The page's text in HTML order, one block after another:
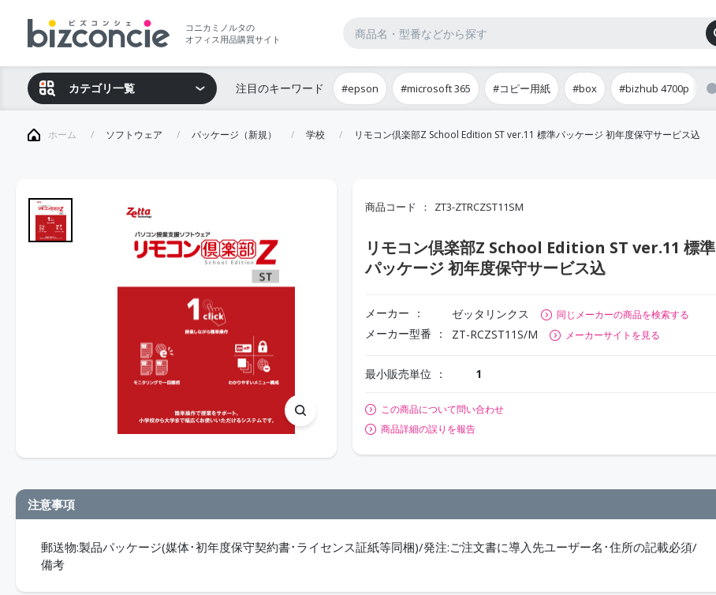
コニカミノルタの
オフィス用品購買サイト
カテゴリ一覧 注目のキーワード #epson #microsoft 365 #コピー用紙 #box #bizhub 4700p
ホーム ソフトウェア パッケージ（新規） 学校 リモコン倶楽部Z School Edition ST ver.11 標準パッケージ 初年度保守サービス込
商品コード ZT3-ZTRCZST11SM
リモコン倶楽部Z School Edition ST ver.11 標準
パッケージ 初年度保守サービス込
メーカー ゼッタリンクス 同じメーカーの商品を検索する
メーカー型番 ZT-RCZST11S/M メーカーサイトを見る
最小販売単位 1
この商品について問い合わせ
商品詳細の誤りを報告
注意事項
郵送物:製品パッケージ(媒体･初年度保守契約書･ライセンス証紙等同梱)/発注:ご注文書に導入先ユーザー名･住所の記載必須/
備考